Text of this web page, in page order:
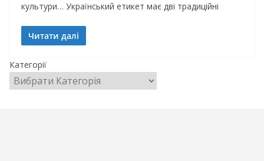
культури… Український етикет має дві традиційні
Читати далі
Категорії